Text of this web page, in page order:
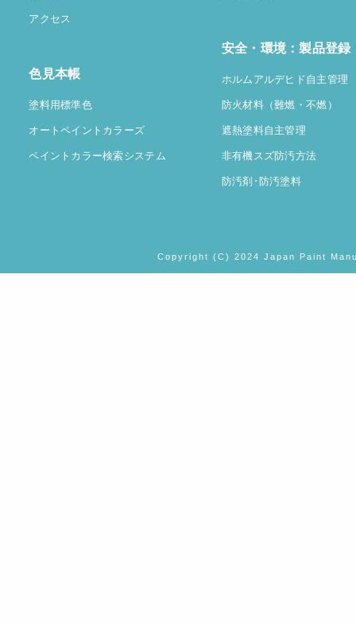
アクセス
色見本帳
塗料用標準色
オートペイントカラーズ
ペイントカラー検索システム
安全・環境：製品登録
ホルムアルデヒド自主管理
防火材料（難燃・不燃）
遮熱塗料自主管理
非有機スズ防汚方法
防汚剤･防汚塗料
Copyright (C) 2024 Japan Paint